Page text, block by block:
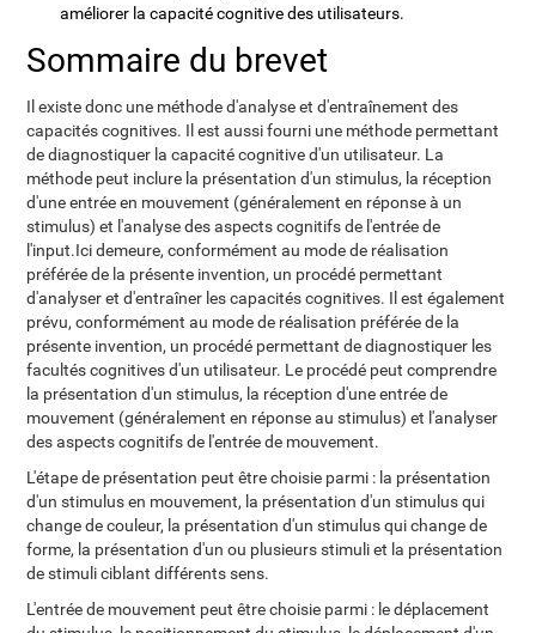
améliorer la capacité cognitive des utilisateurs.
Sommaire du brevet
Il existe donc une méthode d'analyse et d'entraînement des
capacités cognitives. Il est aussi fourni une méthode permettant
de diagnostiquer la capacité cognitive d'un utilisateur. La
méthode peut inclure la présentation d'un stimulus, la réception
d'une entrée en mouvement (généralement en réponse à un
stimulus) et l'analyse des aspects cognitifs de l'entrée de
l'input.Ici demeure, conformément au mode de réalisation
préférée de la présente invention, un procédé permettant
d'analyser et d'entraîner les capacités cognitives. Il est également
prévu, conformément au mode de réalisation préférée de la
présente invention, un procédé permettant de diagnostiquer les
facultés cognitives d'un utilisateur. Le procédé peut comprendre
la présentation d'un stimulus, la réception d'une entrée de
mouvement (généralement en réponse au stimulus) et l'analyser
des aspects cognitifs de l'entrée de mouvement.
L'étape de présentation peut être choisie parmi : la présentation
d'un stimulus en mouvement, la présentation d'un stimulus qui
change de couleur, la présentation d'un stimulus qui change de
forme, la présentation d'un ou plusieurs stimuli et la présentation
de stimuli ciblant différents sens.
L'entrée de mouvement peut être choisie parmi : le déplacement